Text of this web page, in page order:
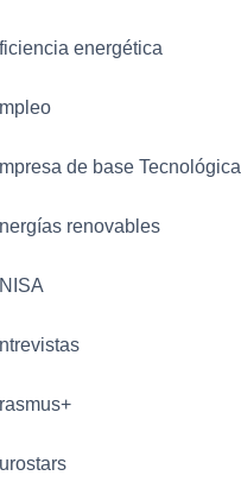
energética
de base Tecnológica
renovables